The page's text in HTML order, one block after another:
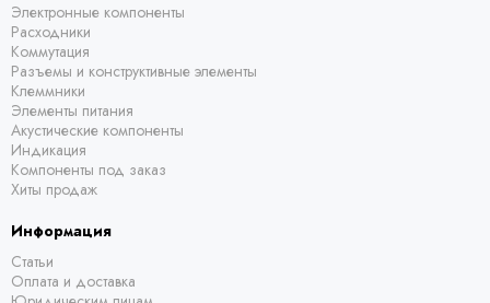
Электронные компоненты
Расходники
Коммутация
Разъемы и конструктивные элементы
Клеммники
Элементы питания
Акустические компоненты
Индикация
Компоненты под заказ
Хиты продаж
Информация
Статьи
Оплата и доставка